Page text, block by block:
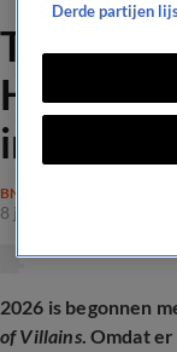
Tamara
House
inrichting'
BN'ERS
8 jan 2026, 15:26
2026 is begonnen
of Villains. Omdat
Derde partijen